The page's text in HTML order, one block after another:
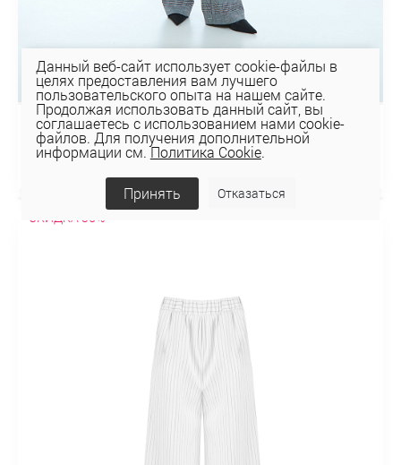
БРЮКИ 3К-1875
124,99 руб178,56 руб
СКИДКА 30%
Данный веб-сайт использует cookie-файлы в
целях предоставления вам лучшего
пользовательского опыта на нашем сайте.
Продолжая использовать данный сайт, вы
соглашаетесь с использованием нами cookie-
файлов. Для получения дополнительной
информации см.Политика Cookie.
Принять Отказаться